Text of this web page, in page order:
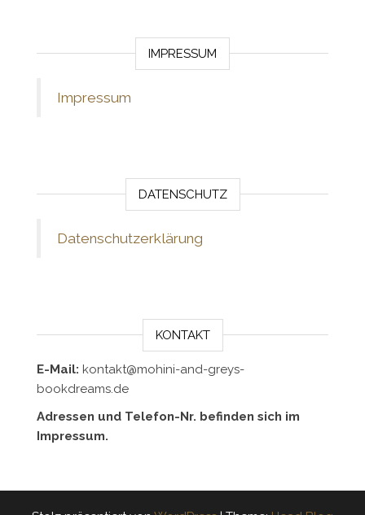
IMPRESSUM
Impressum
DATENSCHUTZ
Datenschutzerklärung
KONTAKT
E-Mail: kontakt@mohini-and-greys-
bookdreams.de
Adressen und Telefon-Nr. befinden sich im
Impressum.